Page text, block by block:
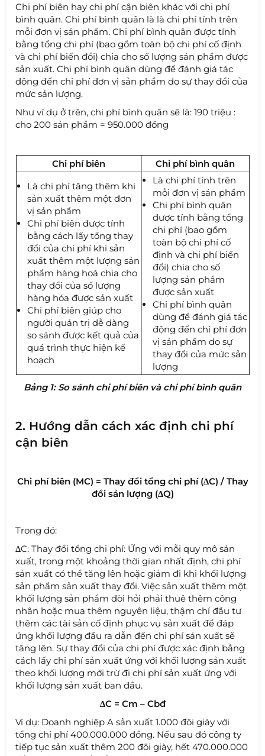
Chi phí biên hay chi phí cận biên khác với chi phí
bình quân. Chi phí bình quân là là chi phí tính trên
mỗi đơn vị sản phẩm. Chi phí bình quân được tính
bằng tổng chi phí (bao gồm toàn bộ chi phí cố định
và chi phí biến đổi) chia cho số lượng sản phẩm được
sản xuất. Chi phí bình quân dùng để đánh giá tác
động đến chi phí đơn vị sản phẩm do sự thay đổi của
mức sản lượng.
Như ví dụ ở trên, chi phí bình quân sẽ là: 190 triệu :
cho 200 sản phẩm = 950.000 đồng
Chi phí biên
Chi phí bình quân
Là chi phí tăng thêm khi
sản xuất thêm một đơn
vị sản phẩm
Chi phí biên được tính
bằng cách lấy tổng thay
đổi của chi phí khi sản
xuất thêm một lượng sản
phẩm hàng hoá chia cho
thay đổi của số lượng
hàng hóa được sản xuất
Chi phí biên giúp cho
người quản trị dễ dàng
so sánh được kết quả của
quá trình thực hiện kế
hoạch
Là chi phí tính trên
mỗi đơn vị sản phẩm
Chi phí bình quân
được tính bằng tổng
chi phí (bao gồm
toàn bộ chi phí cố
định và chi phí biến
đổi) chia cho số
lượng sản phẩm
được sản xuất
Chi phí bình quân
dùng để đánh giá tác
động đến chi phí đơn
vị sản phẩm do sự
thay đổi của mức sản
lượng
Bảng 1: So sánh chi phí biên và chi phí bình quân
2. Hướng dẫn cách xác định chi phí
cận biên
Chi phí biên (MC) = Thay đổi tổng chi phí (∆C) / Thay
đổi sản lượng (∆Q)
Trong đó:
∆C: Thay đổi tổng chi phí: Ứng với mỗi quy mô sản
xuất, trong một khoảng thời gian nhất định, chi phí
sản xuất có thể tăng lên hoặc giảm đi khi khối lượng
sản phẩm sản xuất thay đổi. Việc sản xuất thêm một
khối lượng sản phẩm đòi hỏi phải thuê thêm công
nhân hoặc mua thêm nguyên liệu, thậm chí đầu tư
thêm các tài sản cố định phục vụ sản xuất để đáp
ứng khối lượng đầu ra dẫn đến chi phí sản xuất sẽ
tăng lên. Sự thay đổi của chi phí được xác định bằng
cách lấy chi phí sản xuất ứng với khối lượng sản xuất
theo khối lượng mới trừ đi chi phí sản xuất ứng với
khối lượng sản xuất ban đầu.
∆C = Cm – Cbđ
Ví dụ: Doanh nghiệp A sản xuất 1.000 đôi giày với
tổng chi phí 400.000.000 đồng. Nếu sau đó công ty
tiếp tục sản xuất thêm 200 đôi giày, hết 470.000.000